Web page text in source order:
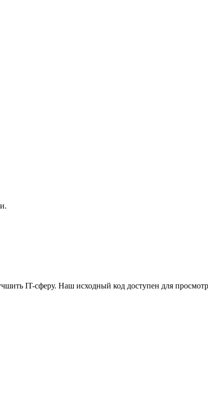
IT-сферу. Наш исходный код доступен для